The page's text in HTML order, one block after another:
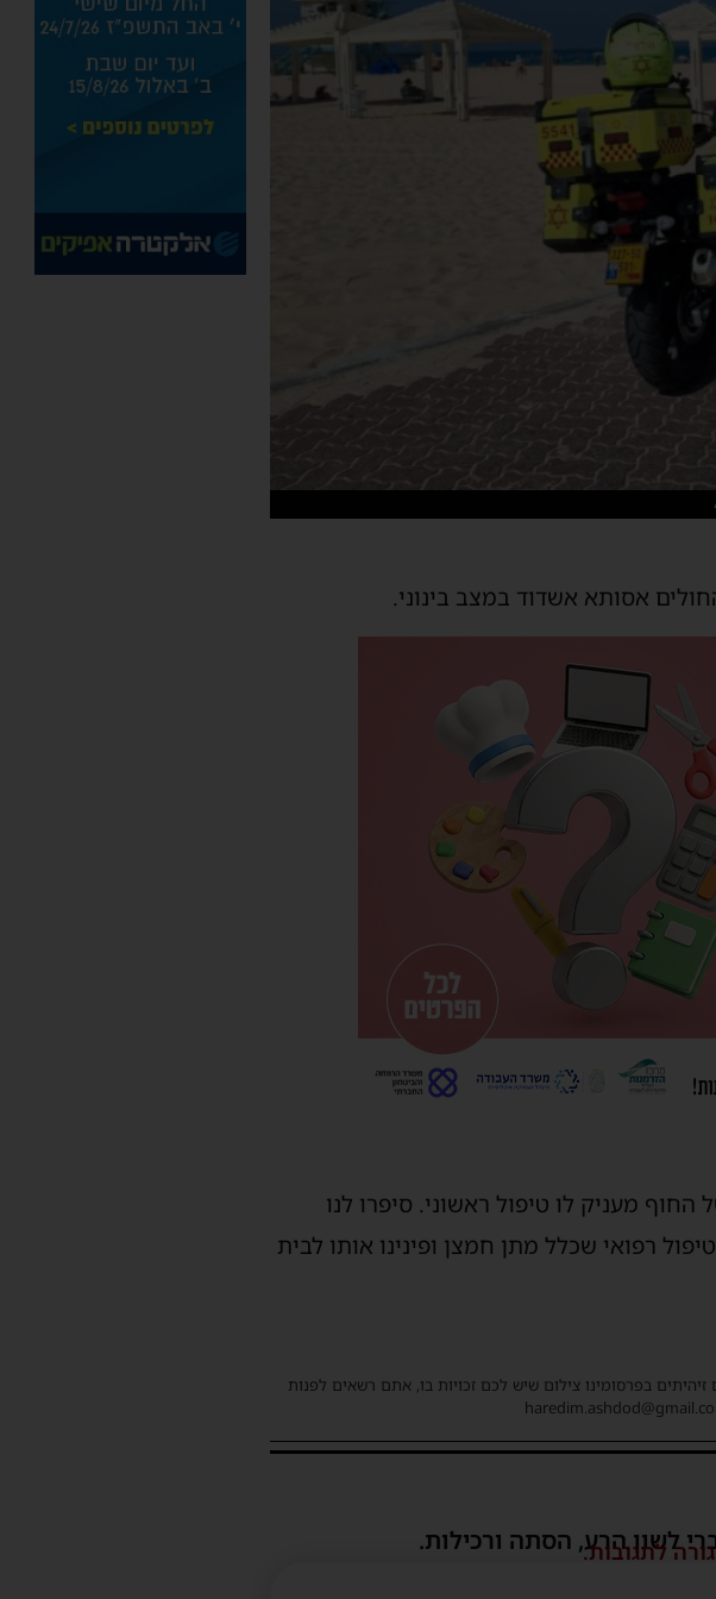
מעניק לו טיפול ראשוני. סיפרו לנו
רפואי שכלל מתן חמצן ופינינו אותו לבית
בפרסומינו צילום שיש לכם זכויות בו, אתם רשאים לפנות
לשון הרע, הסתה ורכילות.
לתגובות.